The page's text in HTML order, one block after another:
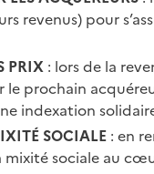
revenus) pour
PRIX : lors de la
prochain
indexation
SOCIALE : en
mixité sociale au